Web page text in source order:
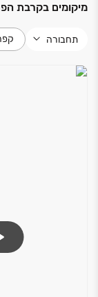
מיקומים בקרבת
תחבורה